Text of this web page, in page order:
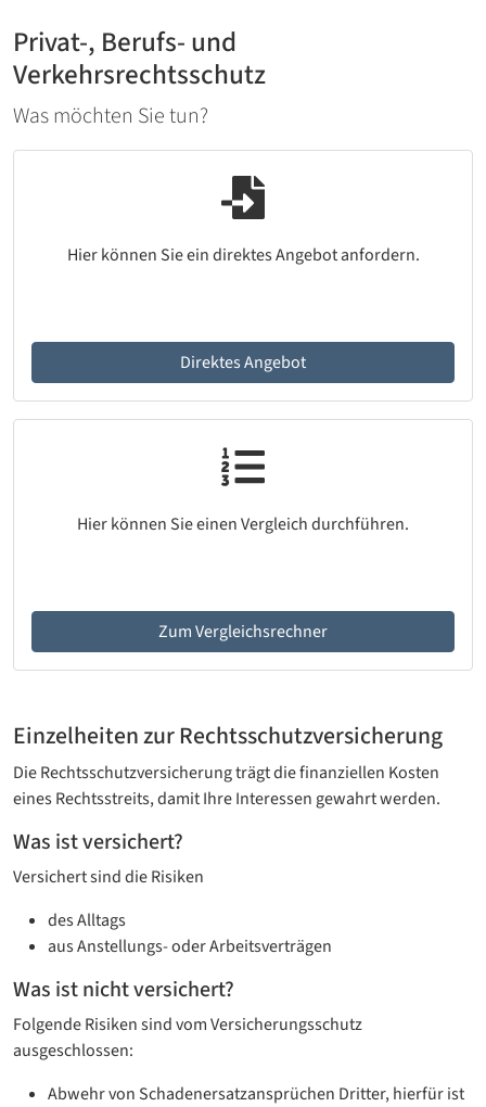
Privat-, Berufs- und
Verkehrsrechtsschutz
Was möchten Sie tun?
Hier können Sie ein direktes Angebot anfordern.
Direktes Angebot
Hier können Sie einen Vergleich durchführen.
Zum Vergleichsrechner
Einzelheiten zur Rechtsschutzversicherung
Die Rechtsschutzversicherung trägt die finanziellen Kosten
eines Rechtsstreits, damit Ihre Interessen gewahrt werden.
Was ist versichert?
Versichert sind die Risiken
des Alltags
aus Anstellungs- oder Arbeitsverträgen
Was ist nicht versichert?
Folgende Risiken sind vom Versicherungsschutz
ausgeschlossen:
Abwehr von Schadenersatzansprüchen Dritter, hierfür ist